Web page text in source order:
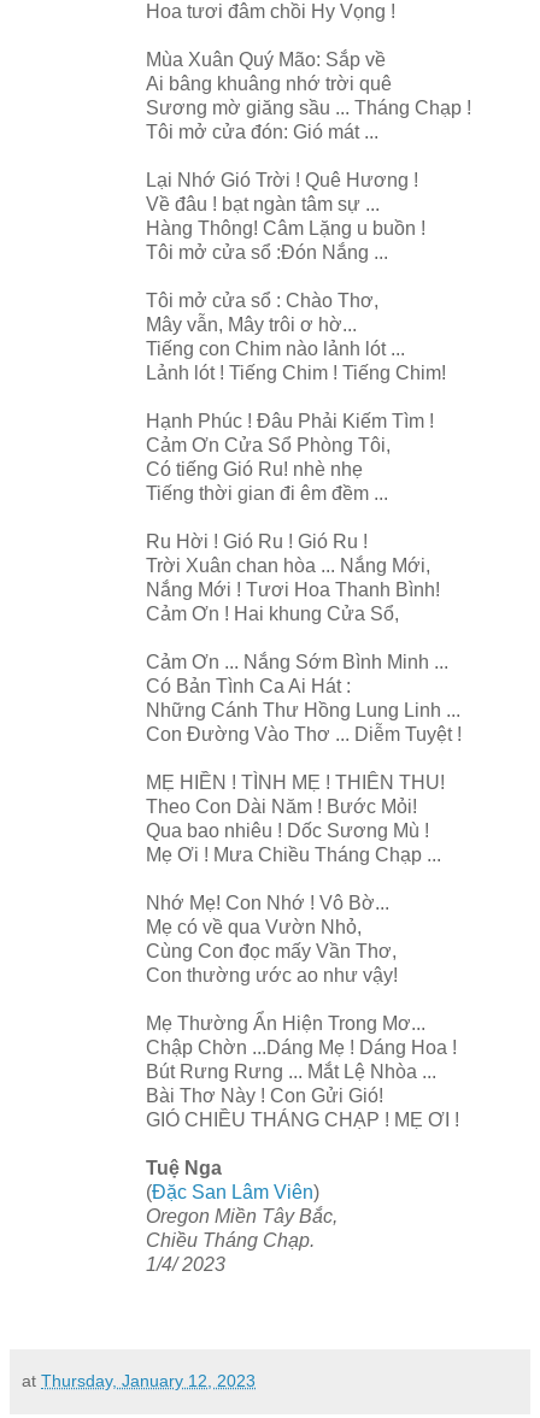
Hoa tươi đâm chồi Hy Vọng !
Mùa Xuân Quý Mão: Sắp về
Ai bâng khuâng nhớ trời quê
Sương mờ giăng sầu ... Tháng Chạp !
Tôi mở cửa đón: Gió mát ...
Lại Nhớ Gió Trời ! Quê Hương !
Về đâu ! bạt ngàn tâm sự ...
Hàng Thông! Câm Lặng u buồn !
Tôi mở cửa sổ :Đón Nắng ...
Tôi mở cửa sổ : Chào Thơ,
Mây vẫn, Mây trôi ơ hờ...
Tiếng con Chim nào lảnh lót ...
Lảnh lót ! Tiếng Chim ! Tiếng Chim!
Hạnh Phúc ! Đâu Phải Kiếm Tìm !
Cảm Ơn Cửa Sổ Phòng Tôi,
Có tiếng Gió Ru! nhè nhẹ
Tiếng thời gian đi êm đềm ...
Ru Hời ! Gió Ru ! Gió Ru !
Trời Xuân chan hòa ... Nắng Mới,
Nắng Mới ! Tươi Hoa Thanh Bình!
Cảm Ơn ! Hai khung Cửa Sổ,
Cảm Ơn ... Nắng Sớm Bình Minh ...
Có Bản Tình Ca Ai Hát :
Những Cánh Thư Hồng Lung Linh ...
Con Đường Vào Thơ ... Diễm Tuyệt !
MẸ HIỀN ! TÌNH MẸ ! THIÊN THU!
Theo Con Dài Năm ! Bước Mỏi!
Qua bao nhiêu ! Dốc Sương Mù !
Mẹ Ơi ! Mưa Chiều Tháng Chạp ...
Nhớ Mẹ! Con Nhớ ! Vô Bờ...
Mẹ có về qua Vườn Nhỏ,
Cùng Con đọc mấy Vần Thơ,
Con thường ước ao như vậy!
Mẹ Thường Ẩn Hiện Trong Mơ...
Chập Chờn ...Dáng Mẹ ! Dáng Hoa !
Bút Rưng Rưng ... Mắt Lệ Nhòa ...
Bài Thơ Này ! Con Gửi Gió!
GIÓ CHIỀU THÁNG CHẠP ! MẸ ƠI !
Tuệ Nga
(Đặc San Lâm Viên)
Oregon Miền Tây Bắc,
Chiều Tháng Chạp.
1/4/ 2023
at Thursday, January 12, 2023